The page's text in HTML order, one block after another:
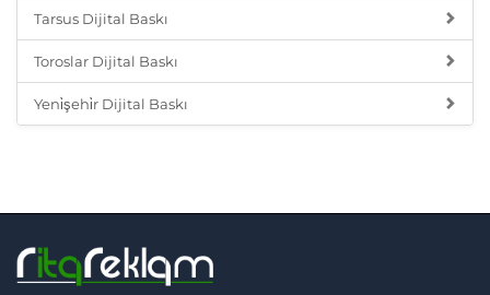
Tarsus Dijital Baskı
Toroslar Dijital Baskı
Yeni̇şehi̇r Dijital Baskı